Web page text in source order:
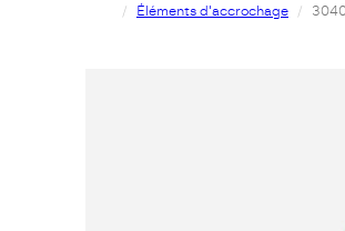
Éléments d'accrochage